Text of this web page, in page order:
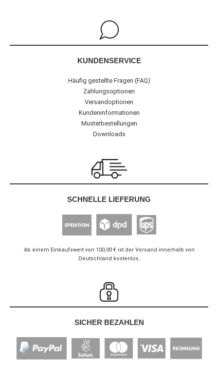
KUNDENSERVICE
Häufig gestellte Fragen (FAQ)
Zahlungsoptionen
Versandoptionen
Kundeninformationen
Musterbestellungen
Downloads
SCHNELLE LIEFERUNG
Ab einem Einkaufswert von 100,00 € ist der Versand innerhalb von
Deutschland kostenlos.
SICHER BEZAHLEN